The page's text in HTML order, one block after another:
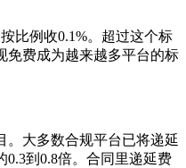
比例收0.1%。超过这个标
免费成为越来越多平台的标
。大多数合规平台已将递延
到0.8倍。合同里递延费